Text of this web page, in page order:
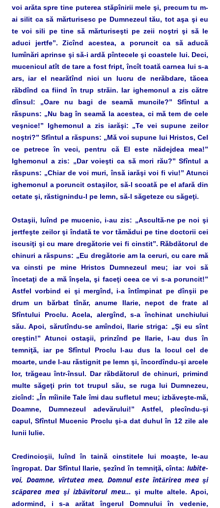
voi arăta spre tine puterea stăpînirii mele şi, precum tu m-
ai silit ca să mărturisesc pe Dumnezeul tău, tot aşa şi eu
te voi sili pe tine să mărturiseşti pe zeii noştri şi să le
aduci jertfe”. Zicînd acestea, a poruncit ca să aducă
lumînări aprinse şi să-i ardă pîntecele şi coastele lui. Deci,
mucenicul atît de tare a fost fript, încît toată carnea lui s-a
ars, iar el nearătînd nici un lucru de nerăbdare, tăcea
răbdînd ca fiind în trup străin. Iar ighemonul a zis către
dînsul: „Oare nu bagi de seamă muncile?” Sfîntul a
răspuns: „Nu bag în seamă la acestea, ci mă tem de cele
veşnice!” Ighemonul a zis iarăşi: „Te vei supune zeilor
noştri?” Sfîntul a răspuns: „Mă voi supune lui Hristos, Cel
ce petrece în veci, pentru că El este nădejdea mea!”
Ighemonul a zis: „Dar voieşti ca să mori rău?” Sfîntul a
răspuns: „Chiar de voi muri, însă iarăşi voi fi viu!” Atunci
ighemonul a poruncit ostaşilor, să-l scoată pe el afară din
cetate şi, răstignindu-l pe lemn, să-l săgeteze cu săgeţi.
Ostaşii, luînd pe mucenic, i-au zis: „Ascultă-ne pe noi şi
jertfeşte zeilor şi îndată te vor tămădui pe tine doctorii cei
iscusiţi şi cu mare dregătorie vei fi cinstit”. Răbdătorul de
chinuri a răspuns: „Eu dregătorie am la ceruri, cu care mă
va cinsti pe mine Hristos Dumnezeul meu; iar voi să
încetaţi de a mă înşela, şi faceţi ceea ce vi s-a poruncit!”
Astfel vorbind ei şi mergînd, i-a întîmpinat pe dînşii pe
drum un bărbat tînăr, anume Ilarie, nepot de frate al
Sfîntului Proclu. Acela, alergînd, s-a închinat unchiului
său. Apoi, sărutîndu-se amîndoi, Ilarie striga: „Şi eu sînt
creştin!” Atunci ostaşii, prinzînd pe Ilarie, l-au dus în
temniţă, iar pe Sfîntul Proclu l-au dus la locul cel de
moarte, unde l-au răstignit pe lemn şi, încordîndu-şi arcele
lor, trăgeau într-însul. Dar răbdătorul de chinuri, primind
multe săgeţi prin tot trupul său, se ruga lui Dumnezeu,
zicînd: „În mîinile Tale îmi dau sufletul meu; izbăveşte-mă,
Doamne, Dumnezeul adevărului!” Astfel, plecîndu-şi
capul, Sfîntul Mucenic Proclu şi-a dat duhul în 12 zile ale
lunii Iulie.
Credincioşii, luînd în taină cinstitele lui moaşte, le-au
îngropat. Dar Sfîntul Ilarie, şezînd în temniţă, cînta: Iubite-
voi, Doamne, vîrtutea mea, Domnul este întărirea mea şi
scăparea mea şi izbăvitorul meu… şi multe altele. Apoi,
adormind, i s-a arătat îngerul Domnului în vedenie,